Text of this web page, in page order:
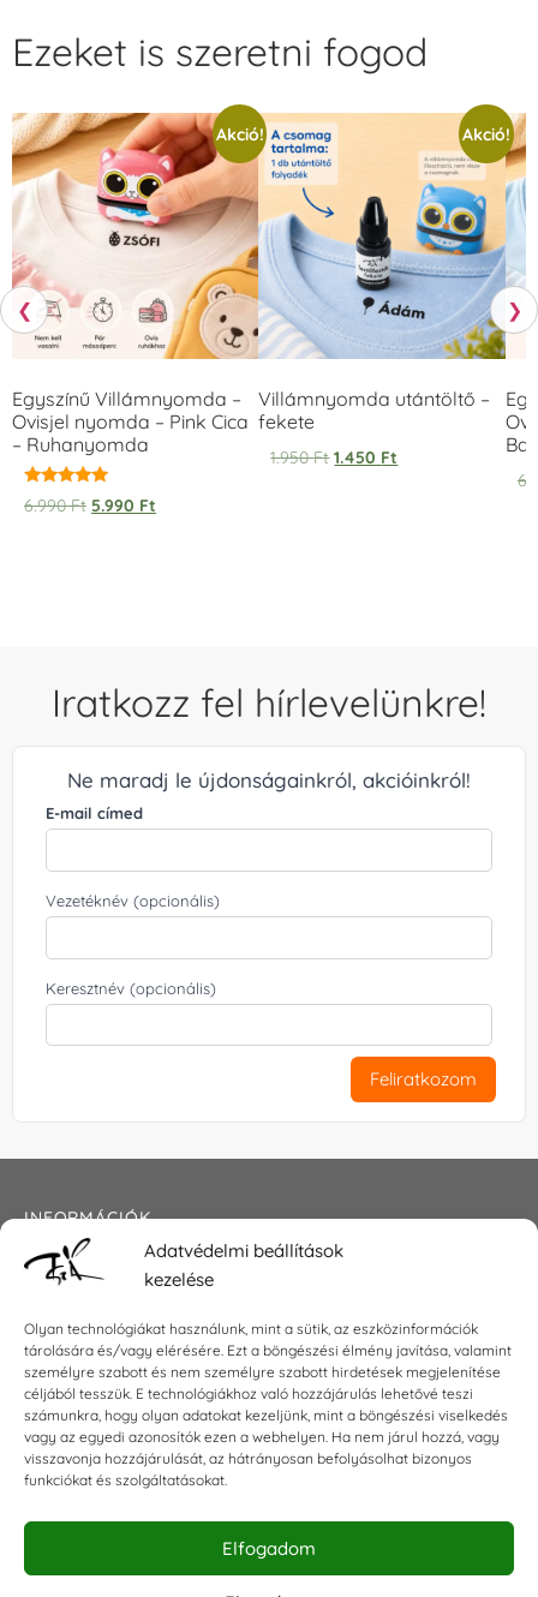
Adatvédelmi beállítások
kezelése
Olyan technológiákat használunk, mint a sütik, az eszközinformációk
tárolására és/vagy elérésére. Ezt a böngészési élmény javítása, valamint
személyre szabott és nem személyre szabott hirdetések megjelenítése
céljából tesszük. E technológiákhoz való hozzájárulás lehetővé teszi
számunkra, hogy olyan adatokat kezeljünk, mint a böngészési viselkedés
vagy az egyedi azonosítók ezen a webhelyen. Ha nem járul hozzá, vagy
visszavonja hozzájárulását, az hátrányosan befolyásolhat bizonyos
funkciókat és szolgáltatásokat.
Elfogadom
❮
Ezeket is szeretni fogod
Akció!
Egyszínű Villámnyomda –
Ovisjel nyomda – Pink Cica
– Ruhanyomda
Értékelés:
5.00
6.990Ft 5.990 Ft
Akció!
Villámnyomda utántöltő –
fekete
1.950Ft 1.450 Ft
❯
Iratkozz fel hírlevelünkre!
Ne maradj le újdonságainkról, akcióinkról!
E-mail címed
Vezetéknév (opcionális)
Keresztnév (opcionális)
Feliratkozom
INFORMÁCIÓK
Általános szerződési feltételek
Impresszum
KAPCSOLAT
E-mail:shop@torokszilvi.com
Telefon: +36 30 6767872
KÖZÖSSÉGI